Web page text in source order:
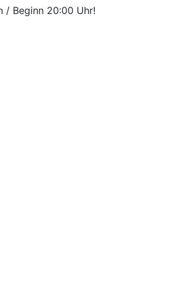
/ Beginn 20:00 Uhr!